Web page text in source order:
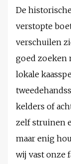
De
verstopte
verschuilen
goed zoeken
lokale
kelders of
zelf struinen
maar enig
wij vast onze